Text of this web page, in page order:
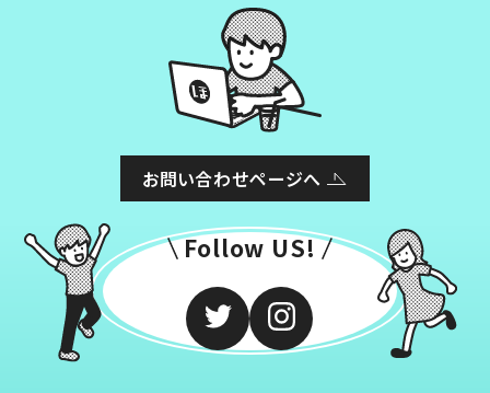
お問い合わせページへ
Follow US!